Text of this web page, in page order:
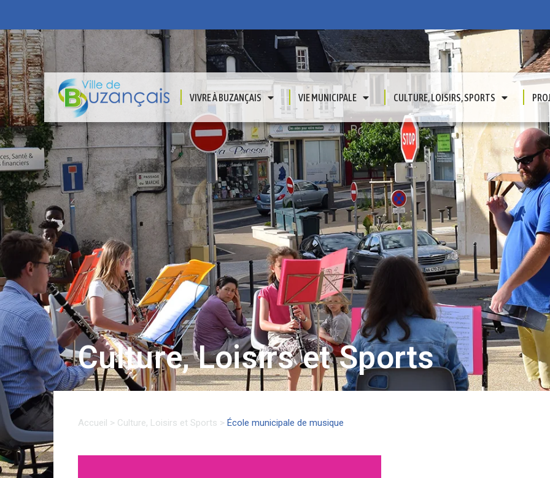
VIVRE À BUZANÇAIS VIE MUNICIPALE CULTURE, LOISIRS, SPORTS
Culture, Loisirs et Sports
Accueil > Culture, Loisirs et Sports > École municipale de musique